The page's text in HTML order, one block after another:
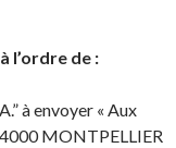
l’ordre de :
à envoyer « Aux
MONTPELLIER